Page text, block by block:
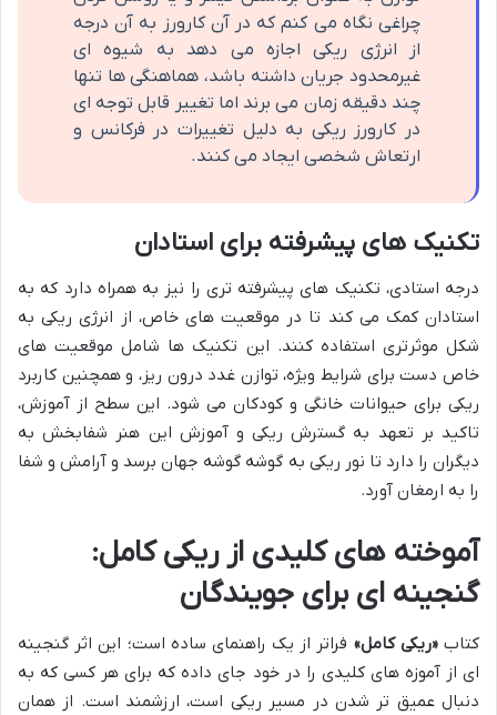
چراغی نگاه می کنم که در آن کارورز به آن درجه
از انرژی ریکی اجازه می دهد به شیوه ای
غیرمحدود جریان داشته باشد، هماهنگی ها تنها
چند دقیقه زمان می برند اما تغییر قابل توجه ای
در کارورز ریکی به دلیل تغییرات در فرکانس و
ارتعاش شخصی ایجاد می کنند.
تکنیک های پیشرفته برای استادان
درجه استادی، تکنیک های پیشرفته تری را نیز به همراه دارد که به
استادان کمک می کند تا در موقعیت های خاص، از انرژی ریکی به
شکل موثرتری استفاده کنند. این تکنیک ها شامل موقعیت های
خاص دست برای شرایط ویژه، توازن غدد درون ریز، و همچنین کاربرد
ریکی برای حیوانات خانگی و کودکان می شود. این سطح از آموزش،
تاکید بر تعهد به گسترش ریکی و آموزش این هنر شفابخش به
دیگران را دارد تا نور ریکی به گوشه گوشه جهان برسد و آرامش و شفا
را به ارمغان آورد.
آموخته های کلیدی از ریکی کامل:
گنجینه ای برای جویندگان
کتاب«ریکی کامل» فراتر از یک راهنمای ساده است؛ این اثر گنجینه
ای از آموزه های کلیدی را در خود جای داده که برای هر کسی که به
دنبال عمیق تر شدن در مسیر ریکی است، ارزشمند است. از همان